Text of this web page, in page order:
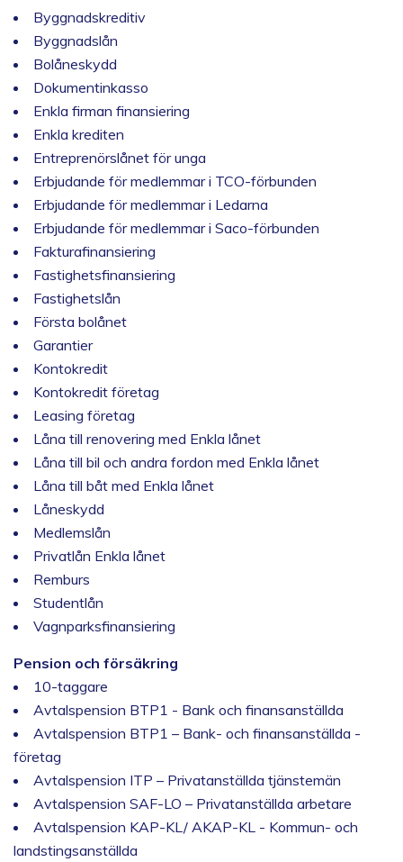
Byggnadskreditiv
Byggnadslån
Bolåneskydd
Dokumentinkasso
Enkla firman finansiering
Enkla krediten
Entreprenörslånet för unga
Erbjudande för medlemmar i TCO-förbunden
Erbjudande för medlemmar i Ledarna
Erbjudande för medlemmar i Saco-förbunden
Fakturafinansiering
Fastighetsfinansiering
Fastighetslån
Första bolånet
Garantier
Kontokredit
Kontokredit företag
Leasing företag
Låna till renovering med Enkla lånet
Låna till bil och andra fordon med Enkla lånet
Låna till båt med Enkla lånet
Låneskydd
Medlemslån
Privatlån Enkla lånet
Remburs
Studentlån
Vagnparksfinansiering
Pension och försäkring
10-taggare
Avtalspension BTP1 - Bank och finansanställda
Avtalspension BTP1 – Bank- och finansanställda -
företag
Avtalspension ITP – Privatanställda tjänstemän
Avtalspension SAF-LO – Privatanställda arbetare
Avtalspension KAP-KL/ AKAP-KL - Kommun- och
landstingsanställda